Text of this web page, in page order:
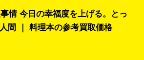
情 今日の幸福度を上げる。とっ
間 ｜ 料理本の参考買取価格